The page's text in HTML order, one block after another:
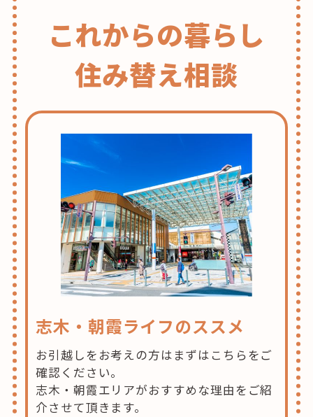
これからの暮らし
住み替え相談
志木・朝霞ライフのススメ
お引越しをお考えの方はまずはこちらをご
確認ください。
志木・朝霞エリアがおすすめな理由をご紹
介させて頂きます。